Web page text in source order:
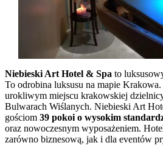
Niebieski Art Hotel & Spa to
To odrobina luksusu na mapie
urokliwym miejscu krakowskiej
Bulwarach Wiślanych. Niebieski Art
gościom 39 pokoi o wysokim
oraz nowoczesnym wyposażeniem.
zarówno biznesową, jak i dla eventów